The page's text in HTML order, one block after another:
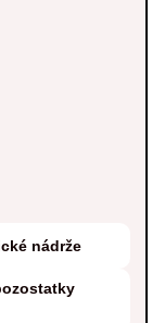
nádrže